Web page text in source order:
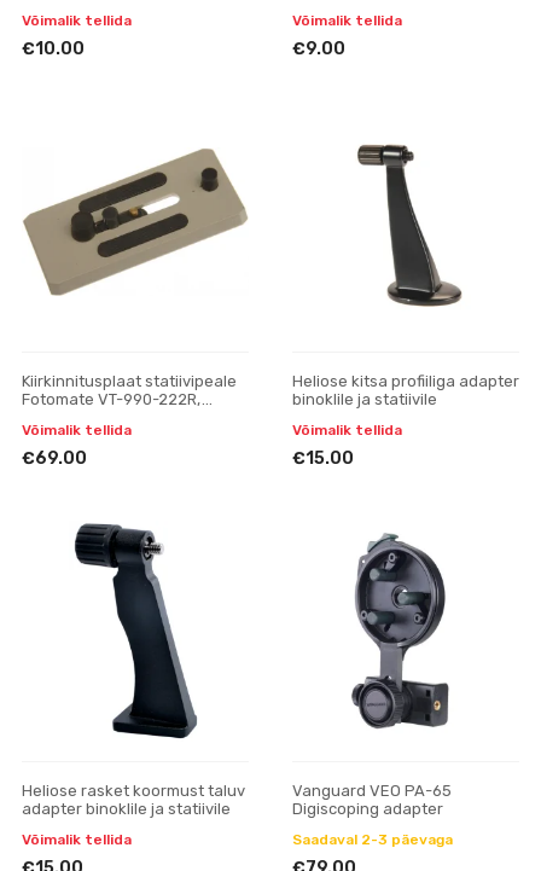
Võimalik tellida
€10.00
Võimalik tellida
€9.00
Kiirkinnitusplaat statiivipeale
Fotomate VT-990-222R,
Võimalik tellida
€69.00
Heliose kitsa profiiliga adapter
binoklile ja statiivile
Võimalik tellida
€15.00
Heliose rasket koormust taluv
adapter binoklile ja statiivile
Võimalik tellida
Vanguard VEO PA-65
Digiscoping adapter
Saadaval 2-3 päevaga